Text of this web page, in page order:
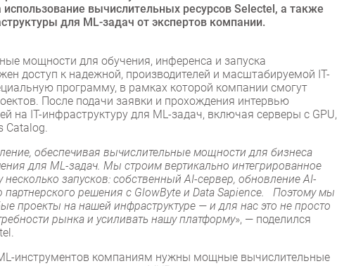
использование вычислительных ресурсов Selectel, а также
для ML-задач от экспертов компании.
мощности для обучения, инференса и запуска
доступ к надежной, производителей и масштабируемой IT-
программу, в рамках которой компании смогут
После подачи заявки и прохождения интервью
на IT-инфраструктуру для ML-задач, включая серверы с GPU,
Catalog.
обеспечивая вычислительные мощности для бизнеса
для ML-задач. Mы строим вертикально интегрированное
запусков: собственный AI-сервер, обновление AI-
решения с GlowByte и Data Sapience. Поэтому мы
на нашей инфраструктуре — и для нас это не просто
рынка и усиливать нашу платформу», — поделился
инструментов компаниям нужны мощные вычислительные